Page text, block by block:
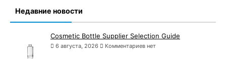
Недавние новости
Cosmetic Bottle Supplier Selection Guide
6 августа, 2026 Комментариев нет